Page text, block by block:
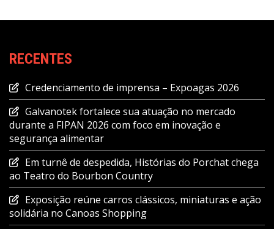
RECENTES
Credenciamento de imprensa – Expoagas 2026
Galvanotek fortalece sua atuação no mercado
durante a FIPAN 2026 com foco em inovação e
segurança alimentar
Em turnê de despedida, Histórias do Porchat chega
ao Teatro do Bourbon Country
Exposição reúne carros clássicos, miniaturas e ação
solidária no Canoas Shopping